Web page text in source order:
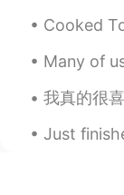
这是我
不错。
Cooked Tom Kha Gai
Many of us are afraid to
我真的很喜欢中国菜。因为学校是封闭的，所以我有时
Just finished working